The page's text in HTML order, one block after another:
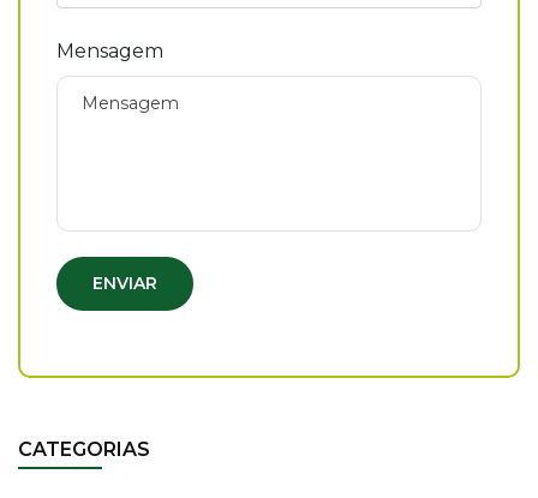
Mensagem
ENVIAR
CATEGORIAS